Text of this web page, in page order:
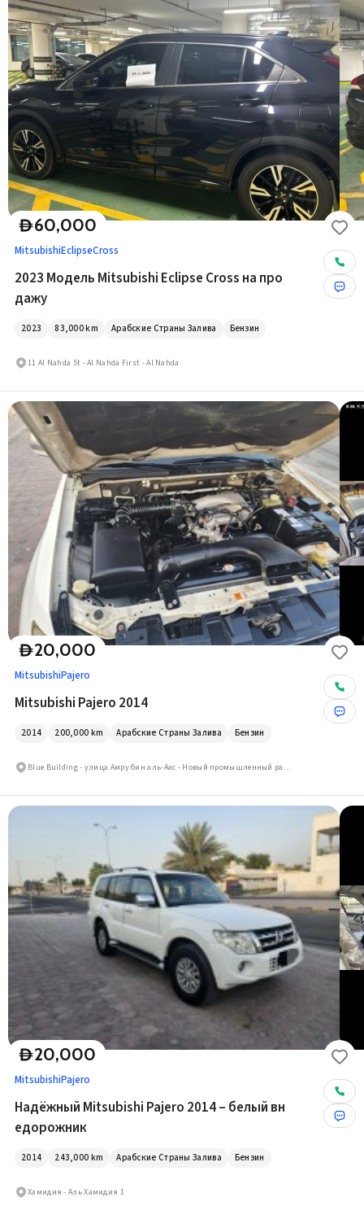
D60,000
MitsubishiEclipseCross
2023 Модель Mitsubishi Eclipse Cross на про
дажу
2023 83,000km Арабские Страны Залива Бензин
11 Al Nahda St - Al Nahda First - Al Nahda
D20,000
MitsubishiPajero
Mitsubishi Pajero 2014
2014 200,000 km Арабские Страны Залива Бензин
Blue Building - улица Амру бин аль-Аас - Новый промышленный район
D20,000
MitsubishiPajero
Надёжный Mitsubishi Pajero 2014 – белый вн
едорожник
2014 243,000 km Арабские Страны Залива Бензин
Хамидия - Аль Хамидия 1